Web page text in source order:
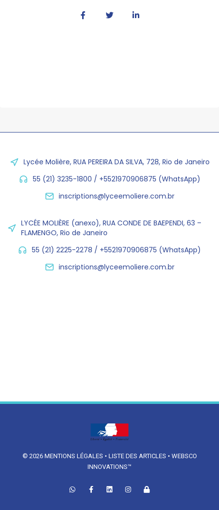
Lycée Molière, RUA PEREIRA DA SILVA, 728, Rio de Janeiro
55 (21) 3235-1800 / +5521970906875 (WhatsApp)
inscriptions@lyceemoliere.com.br
LYCÉE MOLIÈRE (anexo), RUA CONDE DE BAEPENDI, 63 –
FLAMENGO, Rio de Janeiro
55 (21) 2225-2278 / +5521970906875 (WhatsApp)
inscriptions@lyceemoliere.com.br
© 2026 MENTIONS LÉGALES • LISTE DES ARTICLES • WEBSCO
INNOVATIONS™